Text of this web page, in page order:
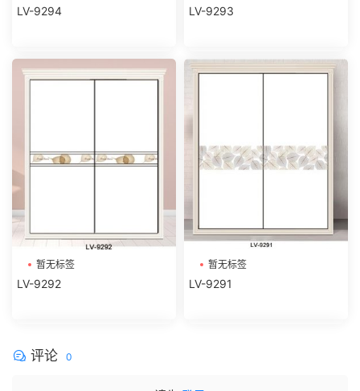
LV-9294 LV-9293
暂无标签
LV-9292
暂无标签
LV-9291
评论 0